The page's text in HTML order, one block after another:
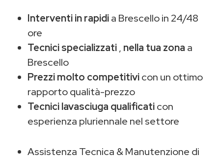
Interventi in rapidia Brescello in 24/48
ore
Tecnici specializzati, nella tua zona a
Brescello
Prezzi molto competitivicon un ottimo
rapporto qualità-prezzo
Tecnici lavasciuga qualificaticon
esperienza pluriennale nel settore
Assistenza Tecnica & Manutenzione di